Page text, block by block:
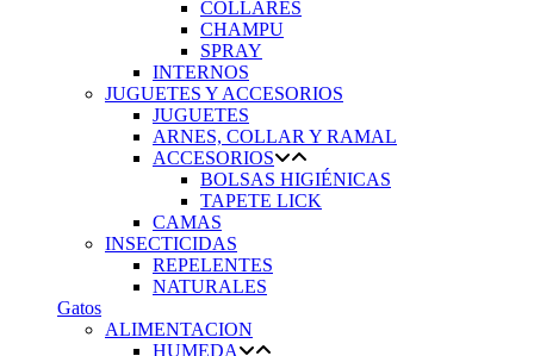
COLLARES
CHAMPU
SPRAY
INTERNOS
JUGUETES Y ACCESORIOS
JUGUETES
ARNES, COLLAR Y RAMAL
ACCESORIOS
BOLSAS HIGIÉNICAS
TAPETE LICK
CAMAS
INSECTICIDAS
REPELENTES
NATURALES
Gatos
ALIMENTACION
HUMEDA